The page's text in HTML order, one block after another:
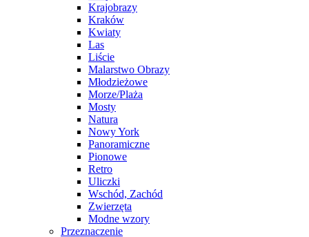
Krajobrazy
Kraków
Kwiaty
Las
Liście
Malarstwo Obrazy
Młodzieżowe
Morze/Plaża
Mosty
Natura
Nowy York
Panoramiczne
Pionowe
Retro
Uliczki
Wschód, Zachód
Zwierzęta
Modne wzory
Przeznaczenie